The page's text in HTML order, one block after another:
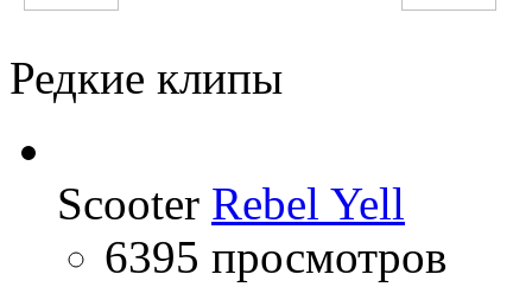
Редкие клипы
Scooter Rebel Yell
6395 просмотров